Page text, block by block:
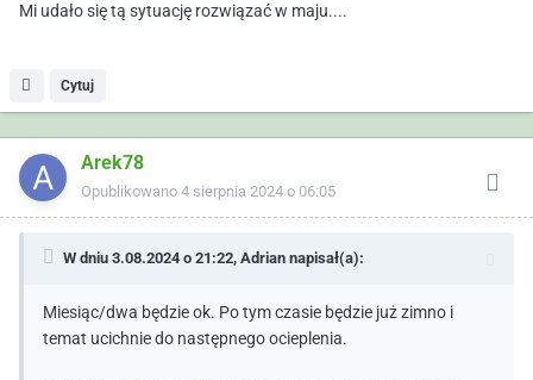
Mi udało się tą sytuację rozwiązać w maju....
Cytuj
Arek78
Opublikowano 4 sierpnia 2024 o 06:05
W dniu 3.08.2024 o 21:22, Adrian napisał(a):
Miesiąc/dwa będzie ok. Po tym czasie będzie już zimno i
temat ucichnie do następnego ocieplenia.